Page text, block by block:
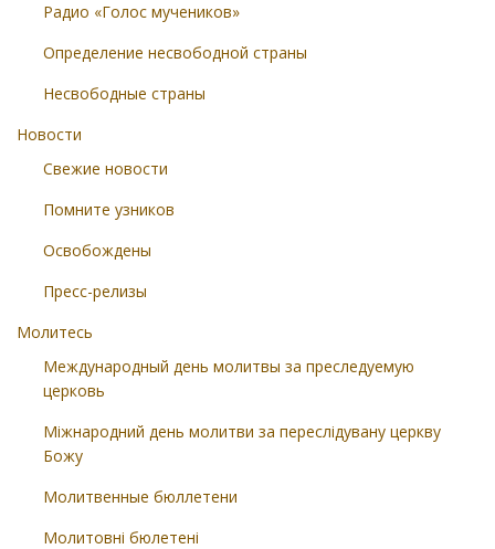
Радио «Голос мучеников»
Определение несвободной страны
Несвободные страны
Новости
Свежие новости
Помните узников
Освобождены
Пресс-релизы
Молитесь
Международный день молитвы за преследуемую
церковь
Міжнародний день молитви за переслідувану церкву
Божу
Молитвенные бюллетени
Молитовні бюлетені